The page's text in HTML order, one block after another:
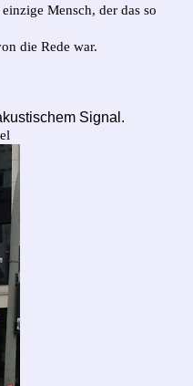
Mensch, der das so
die Rede war.
Signal.